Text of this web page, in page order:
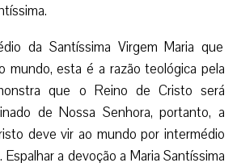
da Santíssima Virgem Maria que
mundo, esta é a razão teológica pela
que o Reino de Cristo será
de Nossa Senhora, portanto, a
deve vir ao mundo por intermédio
a devoção a Maria Santíssima